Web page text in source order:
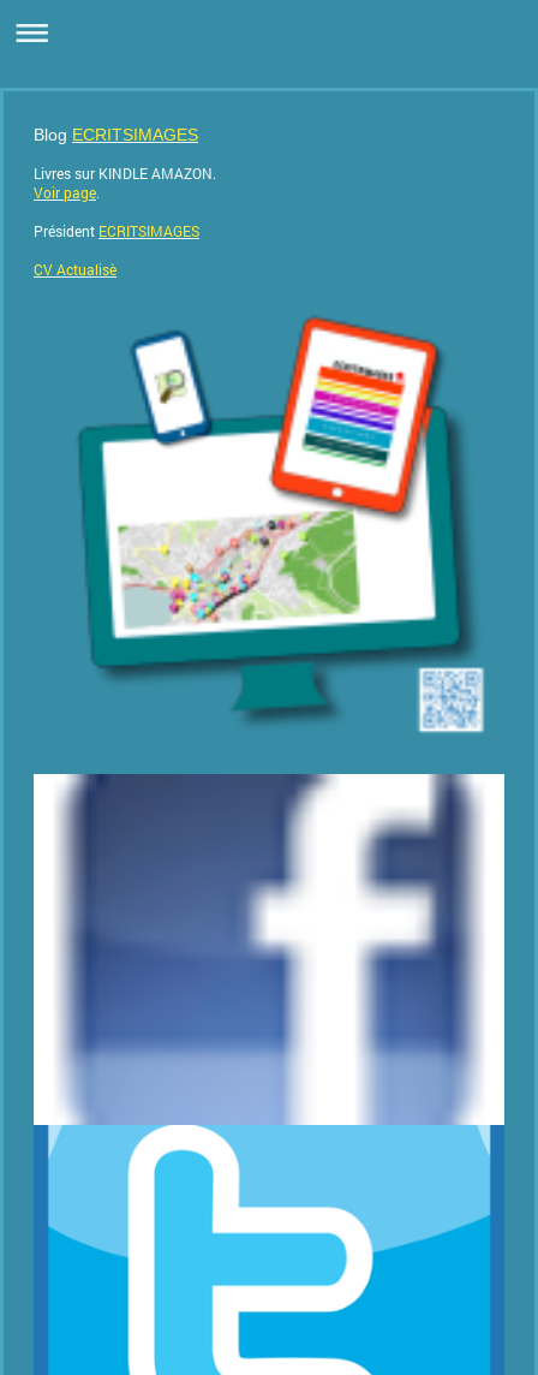
Blog ECRITSIMAGES
Livres sur KINDLE AMAZON.
Voir page.
Président ECRITSIMAGES
CV Actualisè